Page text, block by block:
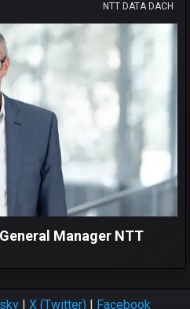
NTT DATA DACH
Manager NTT
| X (Twitter)| Facebook